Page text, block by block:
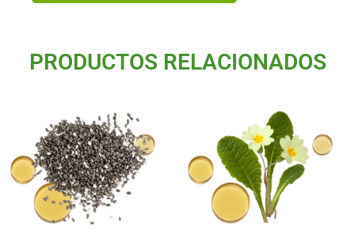
PRODUCTOS RELACIONADOS